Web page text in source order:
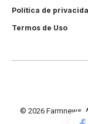
Política de
Termos de Uso
© 2026 Farmnews.